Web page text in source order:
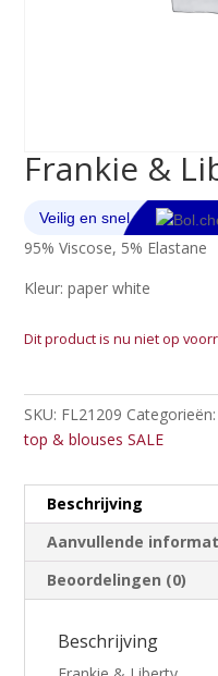
Frankie &
95% Viscose, 5% Elastane
Kleur: paper white
Dit product is nu niet op
SKU: FL21209 Categorieën:
top & blouses SALE
Beschrijving
Aanvullende
Beoordelingen (0)
Beschrijving